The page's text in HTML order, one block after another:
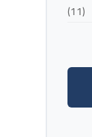
(11)